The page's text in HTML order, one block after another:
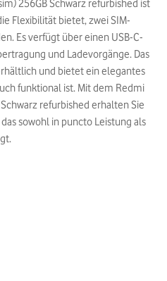
256GB Schwarz refurbished ist
Flexibilität bietet, zwei SIM-
Es verfügt über einen USB-C-
und Ladevorgänge. Das
und bietet ein elegantes
funktional ist. Mit dem Redmi
refurbished erhalten Sie
sowohl in puncto Leistung als